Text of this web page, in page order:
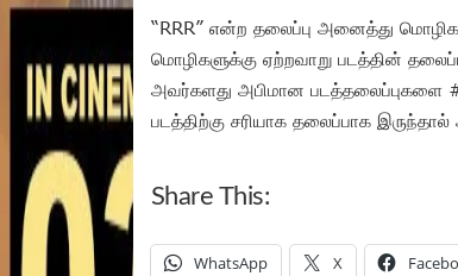
“RRR” என்ற தலைப்பு அனைத்து
மொழிகளுக்கு ஏற்றவாறு படத்தின்
அவர்களது அபிமான
படத்திற்கு சரியாக தலைப்பாக
Share This:
WhatsApp X